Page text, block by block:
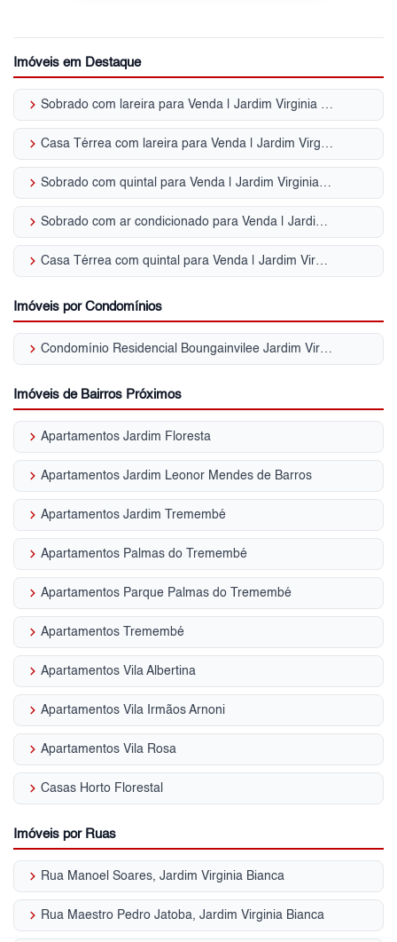
Imóveis em Destaque
keyboard_arrow_right Sobrado com lareira para Venda | Jardim Virginia Bianca
keyboard_arrow_right Casa Térrea com lareira para Venda | Jardim Virginia Bianca
keyboard_arrow_right Sobrado com quintal para Venda | Jardim Virginia Bianca
keyboard_arrow_right Sobrado com ar condicionado para Venda | Jardim Virginia Bianca
keyboard_arrow_right Casa Térrea com quintal para Venda | Jardim Virginia Bianca
Imóveis por Condomínios
keyboard_arrow_right Condomínio Residencial Boungainvilee Jardim Virginia Bianca
Imóveis de Bairros Próximos
keyboard_arrow_right Apartamentos Jardim Floresta
keyboard_arrow_right Apartamentos Jardim Leonor Mendes de Barros
keyboard_arrow_right Apartamentos Jardim Tremembé
keyboard_arrow_right Apartamentos Palmas do Tremembé
keyboard_arrow_right Apartamentos Parque Palmas do Tremembé
keyboard_arrow_right Apartamentos Tremembé
keyboard_arrow_right Apartamentos Vila Albertina
keyboard_arrow_right Apartamentos Vila Irmãos Arnoni
keyboard_arrow_right Apartamentos Vila Rosa
keyboard_arrow_right Casas Horto Florestal
Imóveis por Ruas
keyboard_arrow_right Rua Manoel Soares, Jardim Virginia Bianca
keyboard_arrow_right Rua Maestro Pedro Jatoba, Jardim Virginia Bianca